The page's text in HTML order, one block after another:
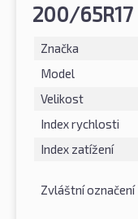
200/65R17
Značka
Model
Velikost
Index rychlosti
Index zatížení
Zvláštní označení